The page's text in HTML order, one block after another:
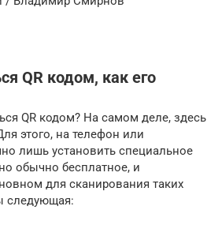
QR кодом, как его
QR кодом? На самом деле, здесь
этого, на телефон или
лишь установить специальное
обычно бесплатное, и
для сканирования таких
следующая: